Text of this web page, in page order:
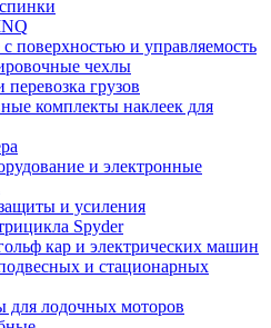
поверхностью и управляемость
чехлы
грузов
комплекты наклеек для
и электронные
и усиления
Spyder
кар и электрических машин
и стационарных
для лодочных моторов